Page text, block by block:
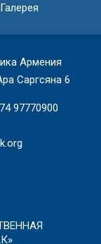
Галерея
Армения
Саргсяна 6
97770900